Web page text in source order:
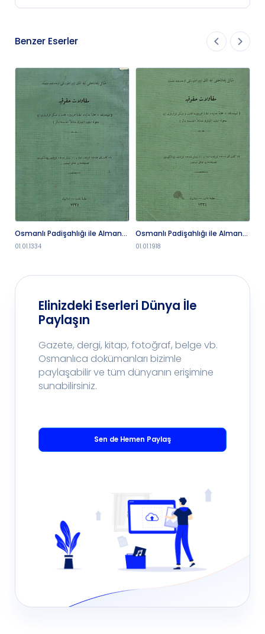
Benzer Eserler
Osmanlı Padişahlığı ile Alman
İmparatorluğu Arasında
Münakid Mukavelât-ı Hukukiye
01.01.1334
Osmanlı Padişahlığı ile Alman
İmparatorluğu Arasında
Münakid Mukavelât-ı Hukukiye
01.01.1918
Elinizdeki Eserleri Dünya İle
Paylaşın
Gazete, dergi, kitap, fotoğraf, belge vb.
Osmanlıca dokümanları bizimle
paylaşabilir ve tüm dünyanın erişimine
sunabilirsiniz.
Sen de Hemen Paylaş